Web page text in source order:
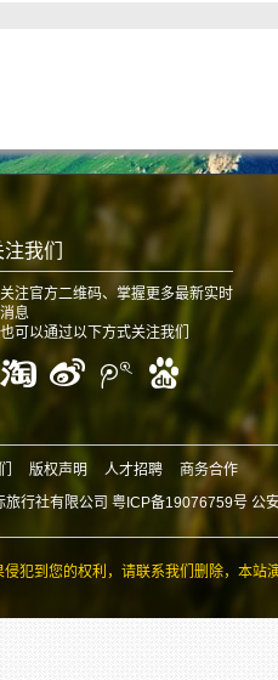
我们
关注官方二维码、掌握更多最新实时
消息
也可以通过以下方式关注我们
版权声明 人才招聘
商务合作
旅行社有限公司 粤ICP备19076759号 公
到您的权利，请联系我们删除，本站